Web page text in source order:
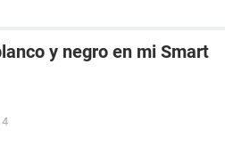
y negro en mi Smart